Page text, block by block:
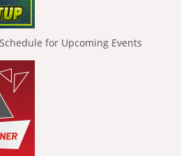
for Upcoming Events